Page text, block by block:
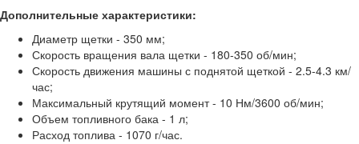
Дополнительные характеристики:
Диаметр щетки - 350 мм;
Скорость вращения вала щетки - 180-350 об/мин;
Скорость движения машины с поднятой щеткой - 2.5-4.3 км/
час;
Максимальный крутящий момент - 10 Нм/3600 об/мин;
Объем топливного бака - 1 л;
Расход топлива - 1070 г/час.